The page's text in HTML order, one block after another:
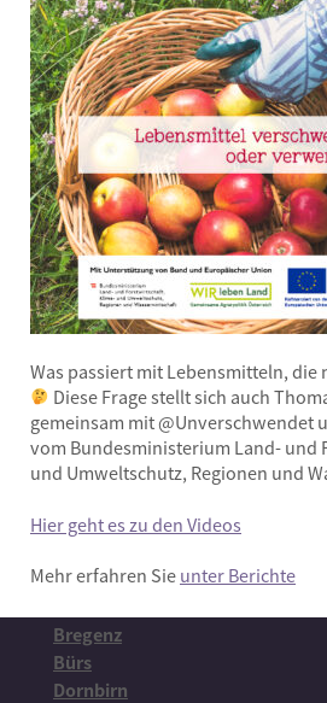
Anmeldung: 05523/53147 oder 0664/
Zeit
7. Oktober 2020 18:00- (GMT+02:00)
KALENDER GOOGLE
Wo?
Bregenz
Bürs
Dornbirn
Was passiert mit Lebensmitteln, die
Diese Frage stellt sich auch
gemeinsam mit @Unverschwendet
vom Bundesministerium Land- und
und Umweltschutz, Regionen und
Hier geht es zu den Videos
Mehr erfahren Sieunter Berichte